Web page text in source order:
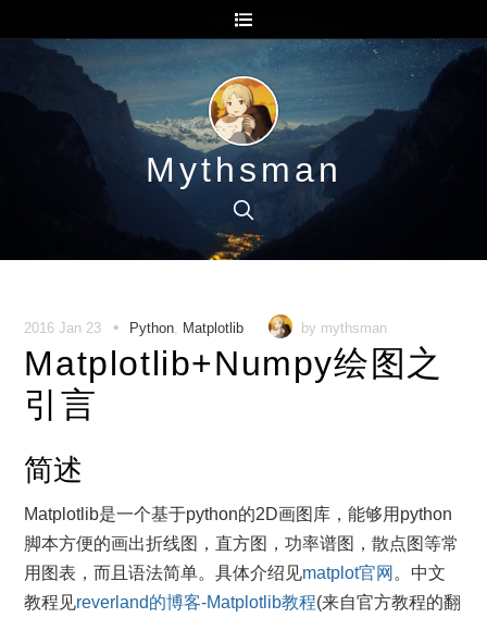
Mythsman
2016 Jan 23 • Python, Matplotlib by mythsman
Matplotlib+Numpy绘图之
引言
简述
Matplotlib是一个基于python的2D画图库，能够用python
脚本方便的画出折线图，直方图，功率谱图，散点图等常
用图表，而且语法简单。具体介绍见matplot官网 。中文
教程见reverland的博客-Matplotlib教程(来自官方教程的翻